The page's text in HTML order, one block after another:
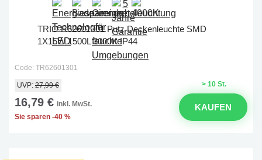
TRIO R62601301 Putz Deckenleuchte SMD
1X15W 1500L 3000K IP44
Code: TR62601301
> 10 St.
UVP: 27,99 €
16,79 € inkl. MwSt.
Sie sparen -40 %
KAUFEN